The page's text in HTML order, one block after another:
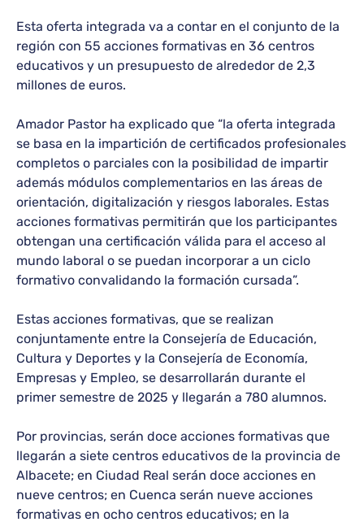
Esta oferta integrada va a contar en el conjunto de la
región con 55 acciones formativas en 36 centros
educativos y un presupuesto de alrededor de 2,3
millones de euros.
Amador Pastor ha explicado que “la oferta integrada
se basa en la impartición de certificados profesionales
completos o parciales con la posibilidad de impartir
además módulos complementarios en las áreas de
orientación, digitalización y riesgos laborales. Estas
acciones formativas permitirán que los participantes
obtengan una certificación válida para el acceso al
mundo laboral o se puedan incorporar a un ciclo
formativo convalidando la formación cursada”.
Estas acciones formativas, que se realizan
conjuntamente entre la Consejería de Educación,
Cultura y Deportes y la Consejería de Economía,
Empresas y Empleo, se desarrollarán durante el
primer semestre de 2025 y llegarán a 780 alumnos.
Por provincias, serán doce acciones formativas que
llegarán a siete centros educativos de la provincia de
Albacete; en Ciudad Real serán doce acciones en
nueve centros; en Cuenca serán nueve acciones
formativas en ocho centros educativos; en la